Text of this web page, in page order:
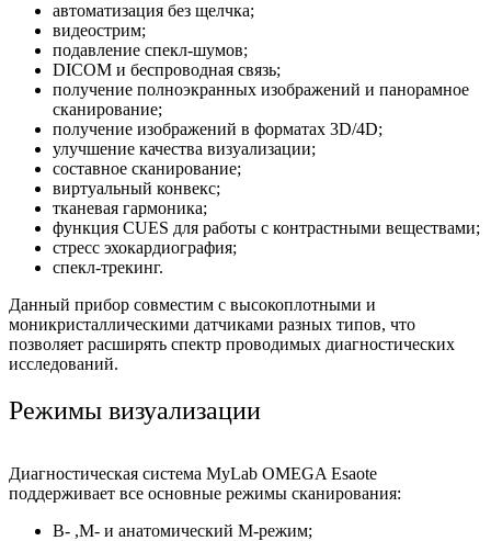
автоматизация без щелчка;
видеострим;
подавление спекл-шумов;
DICOM и беспроводная связь;
получение полноэкранных изображений и панорамное
сканирование;
получение изображений в форматах 3D/4D;
улучшение качества визуализации;
составное сканирование;
виртуальный конвекс;
тканевая гармоника;
функция CUES для работы с контрастными веществами;
стресс эхокардиография;
спекл-трекинг.
Данный прибор совместим с высокоплотными и
моникристаллическими датчиками разных типов, что
позволяет расширять спектр проводимых диагностических
исследований.
Режимы визуализации
Диагностическая система MyLab OMEGA Esaote
поддерживает все основные режимы сканирования:
В- ,М- и анатомический M-режим;